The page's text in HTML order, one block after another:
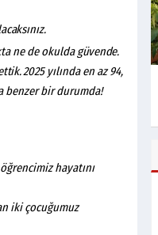
ne de okuldagüvende.
2025 yılında en az 94,
benzer bir durumda!
hayatını
iki çocuğumuz